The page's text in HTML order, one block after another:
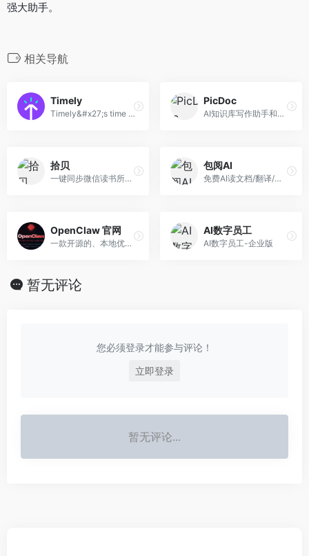
强大助手。
相关导航
Timely
Timely&#x27;s time tracking software helps teams stay connected and report accurately across client, project and employee hours.
PicDoc
AI知识库写作助手和可视化输出工具
拾贝
一键同步微信读书所有笔记和划线，并在新标签页回顾
包阅AI
免费AI读文档/翻译/改写
OpenClaw 官网
一款开源的、本地优先的AI智能体框架，由程序员彼得·斯坦伯格（Peter Steinberger）开发，核心采用 TypeScript 编写。其标志采用“龙虾”形象，口号为 “The AI that actually does things”。
AI数字员工
AI数字员工-企业版
暂无评论
您必须登录才能参与评论！
立即登录
暂无评论...